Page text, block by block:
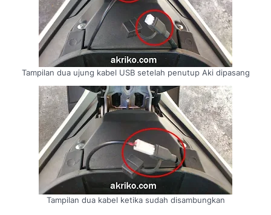
Tampilan dua ujung kabel USB setelah penutup Aki dipasang
Tampilan dua kabel ketika sudah disambungkan